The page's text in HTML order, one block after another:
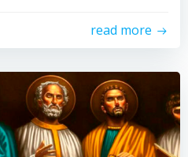
read more